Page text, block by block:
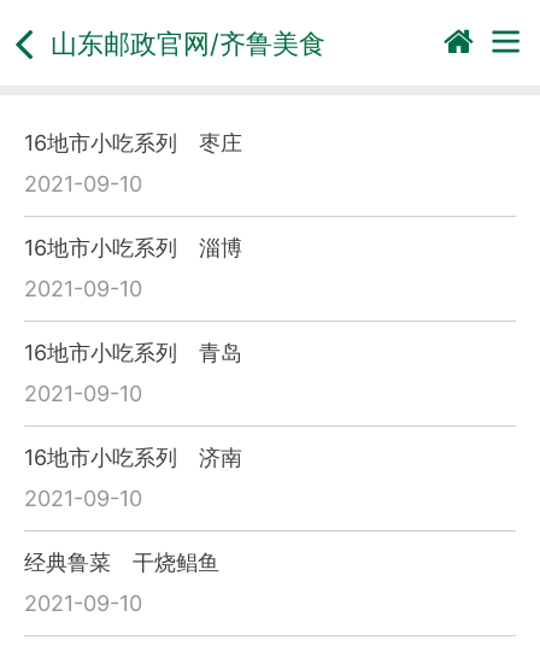
山东邮政官网/齐鲁美食
16地市小吃系列 枣庄
2021-09-10
16地市小吃系列 淄博
2021-09-10
16地市小吃系列 青岛
2021-09-10
16地市小吃系列 济南
2021-09-10
经典鲁菜 干烧鲳鱼
2021-09-10